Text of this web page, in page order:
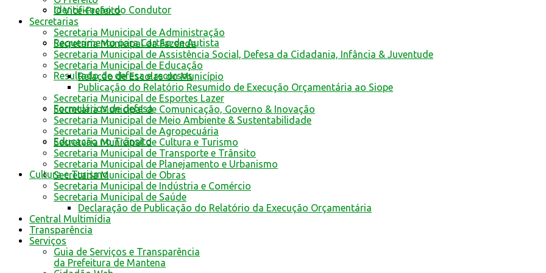
Identificacao do Condutor
Requerimento para Cartão de Autista
Resultado de defesa e recursos
Formulários de defesa
Educação no Trânsito
Cultura e Turismo
O Vice-Prefeito
Secretarias
Secretaria Municipal de Administração
Secretaria Municipal da Fazenda
Secretaria Municipal de Assistência Social, Defesa da Cidadania, Infância & Juventude
Secretaria Municipal de Educação
Relação de Escolas do Município
Publicação do Relatório Resumido de Execução Orçamentária ao Siope
Secretaria Municipal de Esportes Lazer
Secretaria Municipal de Comunicação, Governo & Inovação
Secretaria Municipal de Meio Ambiente & Sustentabilidade
Secretaria Municipal de Agropecuária
Secretaria Municipal de Cultura e Turismo
Secretaria Municipal de Transporte e Trânsito
Secretaria Municipal de Planejamento e Urbanismo
Secretaria Municipal de Obras
Secretaria Municipal de Indústria e Comércio
Secretaria Municipal de Saúde
Declaração de Publicação do Relatório da Execução Orçamentária
Central Multimídia
Transparência
Serviços
Guia de Serviços e Transparência
da Prefeitura de Mantena